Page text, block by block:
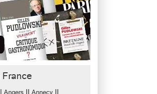
France
Angers Annecy